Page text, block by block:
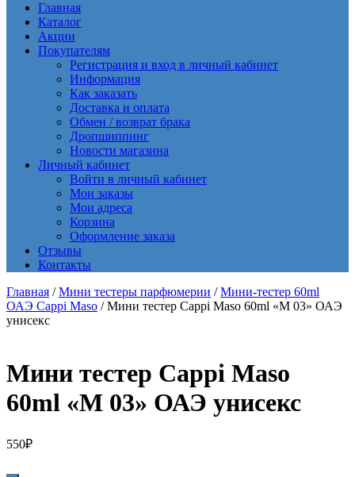
Главная
Каталог
Акции
Покупателям
Регистрация и вход в личный кабинет
Информация
Как заказать
Доставка и оплата
Обмен / возврат брака
Дропшиппинг
Новости магазина
Личный кабинет
Войти в личный кабинет
Мои заказы
Мои адреса
Корзина
Оформление заказа
Отзывы
Контакты
Главная /Мини тестеры парфюмерии /Мини-тестер 60ml
ОАЭ Cappi Maso / Мини тестер Cappi Maso 60ml «M 03» ОАЭ
унисекс
Мини тестер Cappi Maso
60ml «M 03» ОАЭ унисекс
550₽